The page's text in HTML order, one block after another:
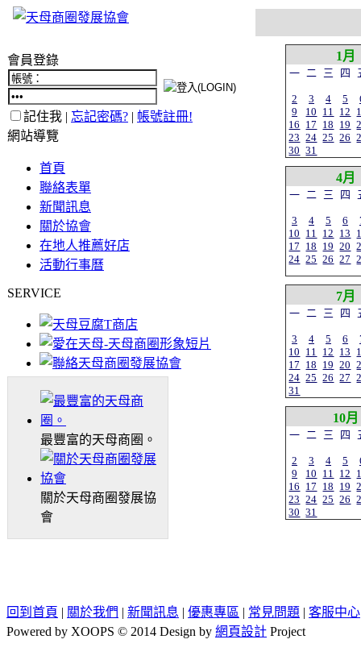
會員登錄
記住我 | 忘記密碼? | 帳號註冊!
網站導覽
首頁
聯絡表單
新聞訊息
關於協會
在地人推薦好店
活動行事曆
SERVICE
最豐富的天母商圈。
關於天母商圈發展協
會
1月
一 二 三 四
2 3 4 5
9
10 11 12
16 17 18 19
23 24 25 26
30 31
4月
一 二 三 四
3 4 5 6
10 11 12 13
17 18 19 20
24 25 26 27
7月
一 二 三 四
3 4 5 6
10 11 12 13
17 18 19 20
24 25 26 27
31
10月
一 二 三 四
2 3 4 5
9
10 11 12
16 17 18 19
23 24 25 26
30 31
回到首頁 | 關於我們 | 新聞訊息 | 優惠專區 | 常見問題 | 客服中心
Powered by XOOPS © 2014 Design by 網頁設計 Project